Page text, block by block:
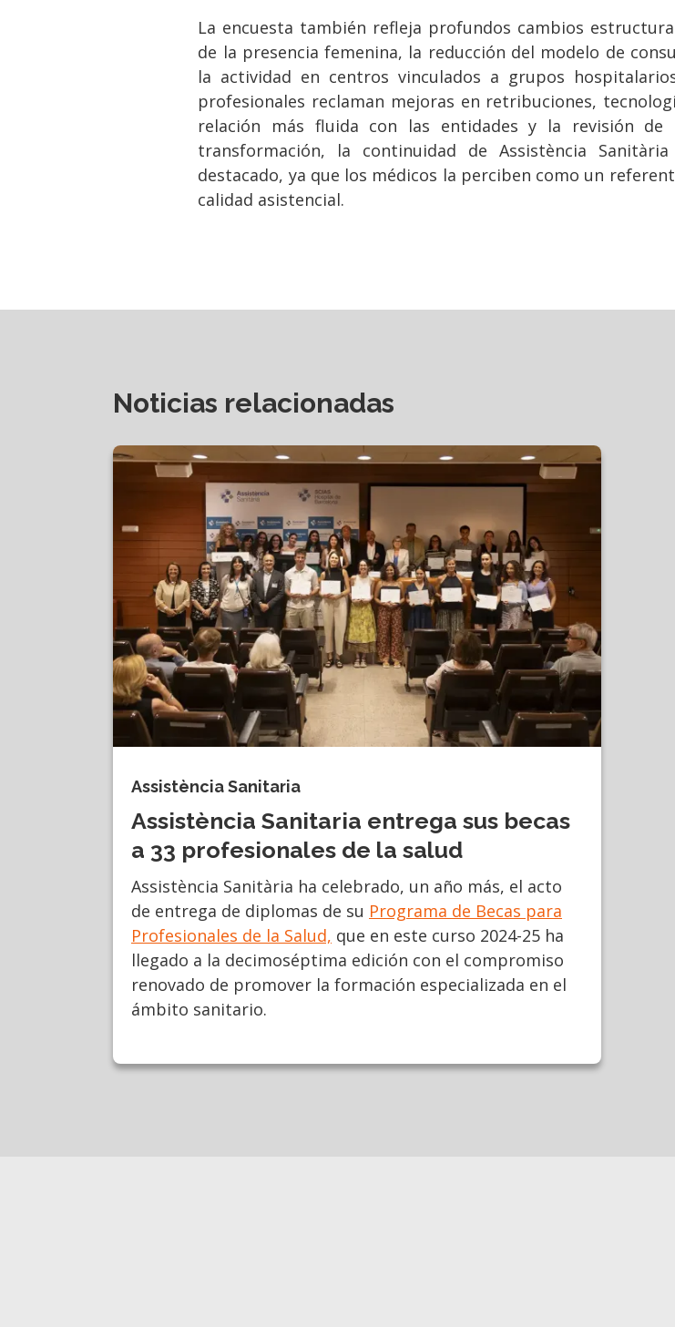
La encuesta también refleja profundos cambios
de la presencia femenina, la reducción del modelo de
la actividad en centros vinculados a grupos
profesionales reclaman mejoras en retribuciones,
relación más fluida con las entidades y la revisión
transformación, la continuidad de Assistència
destacado, ya que los médicos la perciben como un
calidad asistencial.
Noticias relacionadas
Assistència Sanitaria
Assistència Sanitaria entrega sus becas
a 33 profesionales de la salud
Assistència Sanitària ha celebrado, un año más, el acto
de entrega de diplomas de su Programa de Becas para
Profesionales de la Salud, que en este curso 2024-25 ha
llegado a la decimoséptima edición con el compromiso
renovado de promover la formación especializada en el
ámbito sanitario.